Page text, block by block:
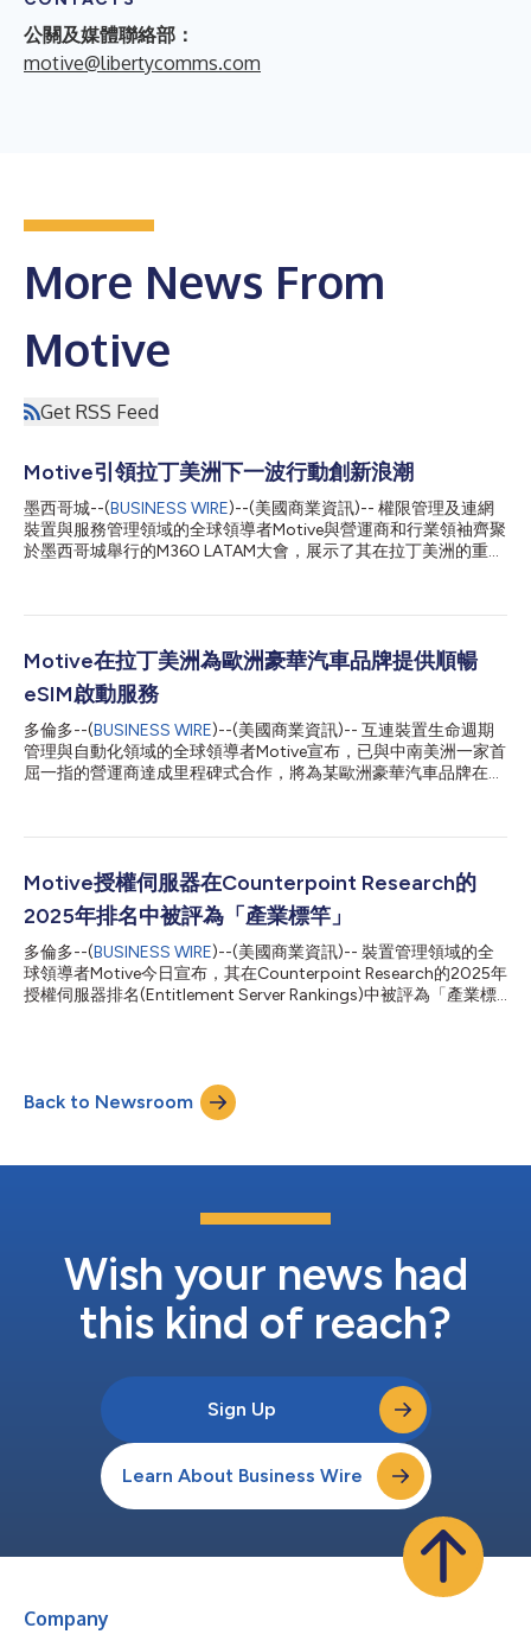
公關及媒體聯絡部：
motive@libertycomms.com
More News From
Motive
Get RSS Feed
Motive引領拉丁美洲下一波行動創新浪潮
墨西哥城--(BUSINESS WIRE)--(美國商業資訊)-- 權限管理及連網
裝置與服務管理領域的全球領導者Motive與營運商和行業領袖齊聚
於墨西哥城舉行的M360 LATAM大會，展示了其在拉丁美洲的重大
SIM卡隱形驗證。 透過與Claro、Vivo及Entel等主要營運商的里程
組件轉型為該地區的成長引擎。這些部署帶來了可衡量的商業成
長，不僅簡化了eSIM的啟用流程，改善了裝置註冊體驗，更為數位
服務與安全身分驗證開闢了新的營收管道。 在Motive ES的技術支
援下， Entel Chile成為拉丁美洲首家透過低軌衛星（LEO）提供商
用行動服務的電信商。這項技術在首月就服務了超過45萬名使用
者，範圍涵蓋巴塔哥尼亞及偏遠沿海社區，讓過去缺乏地面基礎設
施的地區也能享有通訊服務。 擁有超過1.174億使用者的巴西最大
Motive在拉丁美洲為歐洲豪華汽車品牌提供順暢
eSIM啟動服務
多倫多--(BUSINESS WIRE)--(美國商業資訊)-- 互連裝置生命週期
管理與自動化領域的全球領導者Motive宣布，已與中南美洲一家首
屈一指的營運商達成里程碑式合作，將為某歐洲豪華汽車品牌在墨
運商的使用者借助符合GSMA行動互連標準的內建式SIM (eSIM)技
專為汽車打造的此類服務，它讓車主進入車輛後即可啟動行動訂
閱，獲得與智慧型手機相當的個人化互連體驗。無論是娛樂、導航
還是通訊服務，使用者都能不間斷使用個人行動服務，同時享有更
高的安全性與隱私保護。 Motive拉丁美洲地區銷售副總裁
Francisco Viana表示：「此次部署充分展現了智慧授權與設定技
術的強大功能。它簡化了使用者體驗，也為全球任何服務提供者開
啟了規模化互連汽車服務的大門。」 Motive的授權伺服器連接行
Motive授權伺服器在Counterpoint Research的
2025年排名中被評為「產業標竿」
多倫多--(BUSINESS WIRE)--(美國商業資訊)-- 裝置管理領域的全
球領導者Motive今日宣布，其在Counterpoint Research的2025年
授權伺服器排名(Entitlement Server Rankings)中被評為「產業標
求）之際，Motive在授權編排方面的果斷投資。Motive已居於領先
地位，證明了其大規模交付能力，目前已在北美、歐洲、非洲、中
東、亞太和拉丁美洲的大型行動服務提供者中部署。 消除RCS及更
乏商業架構，以及Android和iOS之間缺乏跨平台支援的問題。
安全啟用RCS來解決這一問題。這種方法透過將授權編排打造為多
用途創新平台（而非單一用途的押注），降低了營運商的投資風
Back to Newsroom
Wish your news had
this kind of reach?
Sign Up
Learn About Business Wire
Company